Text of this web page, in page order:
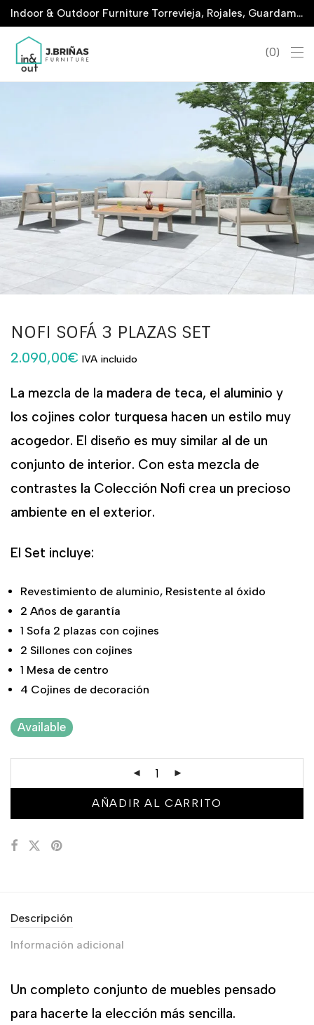
Indoor & Outdoor Furniture Torrevieja, Rojales, Guardamar, La Marina & San Javier
0
NOFI SOFÁ 3 PLAZAS SET
2.090,00€ IVA incluido
La mezcla de la madera de teca, el aluminio y
los cojines color turquesa hacen un estilo muy
acogedor. El diseño es muy similar al de un
conjunto de interior. Con esta mezcla de
contrastes la Colección Nofi crea un precioso
ambiente en el exterior.
El Set incluye:
Revestimiento de aluminio, Resistente al óxido
2 Años de garantía
1 Sofa 2 plazas con cojines
2 Sillones con cojines
1 Mesa de centro
4 Cojines de decoración
Available
AÑADIR AL CARRITO
Descripción
Información adicional
Un completo conjunto de muebles pensado
para hacerte la elección más sencilla.